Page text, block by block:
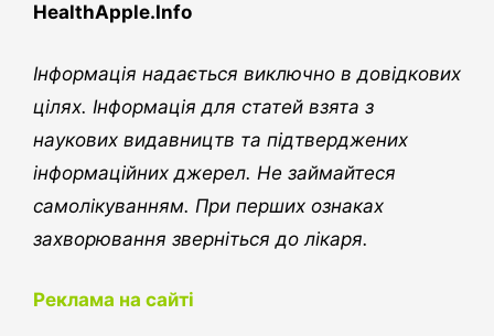
HealthApple.Info
Інформація надається виключно в довідкових
цілях. Інформація для статей взята з
наукових видавництв та підтверджених
інформаційних джерел. Не займайтеся
самолікуванням. При перших ознаках
захворювання зверніться до лікаря.
Реклама на сайті